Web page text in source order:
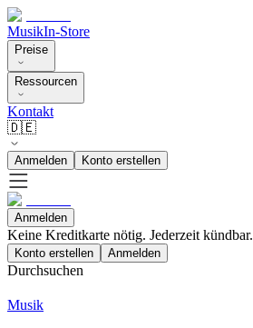
MusikIn-Store
Preise
Ressourcen
Kontakt
🇩🇪
Anmelden Konto erstellen
Anmelden
Keine Kreditkarte nötig. Jederzeit kündbar.
Konto erstellen Anmelden
Durchsuchen
Musik